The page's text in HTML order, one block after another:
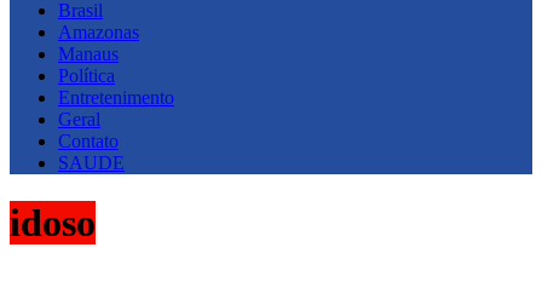
Brasil
Amazonas
Manaus
Política
Entretenimento
Geral
Contato
SAUDE
idoso